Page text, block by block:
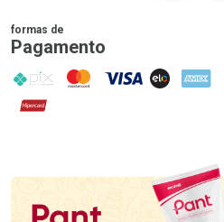
formas de
Pagamento
PIX MasterCard
VISA ELO AMEX
Hipercard